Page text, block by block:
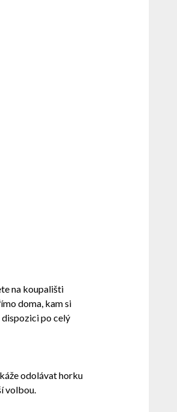
na koupališti
doma, kam si
po celý
odolávat horku
volbou.